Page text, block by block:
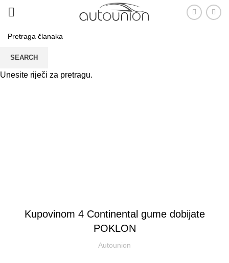
Kupovinom 4 Continental gume dobijate
POKLON
Autounion
SEARCH
Unesite riječi za pretragu.